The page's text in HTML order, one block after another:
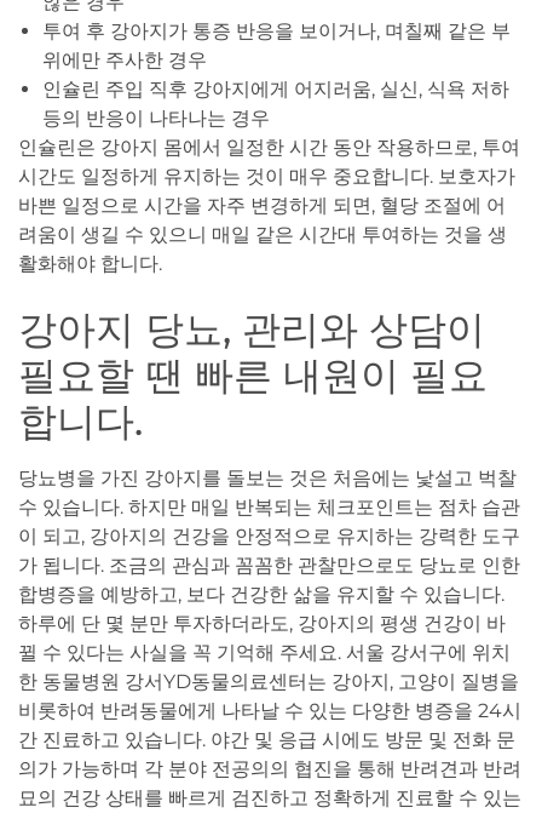
투여 후 강아지가 통증 반응을 보이거나, 며칠째 같은 부
위에만 주사한 경우
인슐린 주입 직후 강아지에게 어지러움, 실신, 식욕 저하
등의 반응이 나타나는 경우
인슐린은 강아지 몸에서 일정한 시간 동안 작용하므로, 투여
시간도 일정하게 유지하는 것이 매우 중요합니다. 보호자가
바쁜 일정으로 시간을 자주 변경하게 되면, 혈당 조절에 어
려움이 생길 수 있으니 매일 같은 시간대 투여하는 것을 생
활화해야 합니다.
강아지 당뇨, 관리와 상담이
필요할 땐 빠른 내원이 필요
합니다.
당뇨병을 가진 강아지를 돌보는 것은 처음에는 낯설고 벅찰
수 있습니다. 하지만 매일 반복되는 체크포인트는 점차 습관
이 되고, 강아지의 건강을 안정적으로 유지하는 강력한 도구
가 됩니다. 조금의 관심과 꼼꼼한 관찰만으로도 당뇨로 인한
합병증을 예방하고, 보다 건강한 삶을 유지할 수 있습니다.
하루에 단 몇 분만 투자하더라도, 강아지의 평생 건강이 바
뀔 수 있다는 사실을 꼭 기억해 주세요. 서울 강서구에 위치
한 동물병원 강서YD동물의료센터는 강아지, 고양이 질병을
비롯하여 반려동물에게 나타날 수 있는 다양한 병증을 24시
간 진료하고 있습니다. 야간 및 응급 시에도 방문 및 전화 문
의가 가능하며 각 분야 전공의의 협진을 통해 반려견과 반려
묘의 건강 상태를 빠르게 검진하고 정확하게 진료할 수 있는